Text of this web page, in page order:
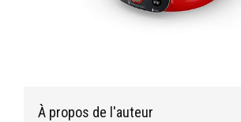
À propos de l'auteur